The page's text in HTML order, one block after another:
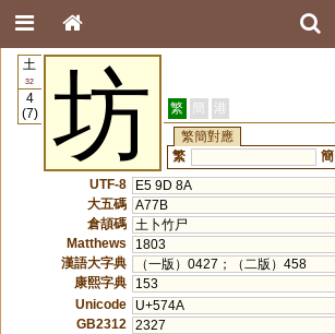
土
32
4
(7)
坊 繁 簡 港
繁簡對應
繁
簡
UTF-8
E5 9D 8A
大五碼 A77B
倉頡碼
土卜竹尸
Matthews
1803
漢語大字典
（一版）0427；（二版）458
康熙字典
153
Unicode
U+574A
GB2312
2327